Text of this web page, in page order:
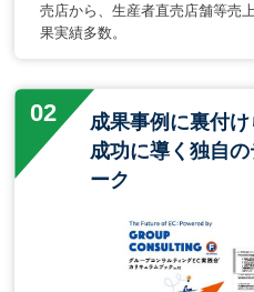
売店から、生産者直売店舗等売
果実績多数。
成果事例に裏付け
成功に導く独自
ーク